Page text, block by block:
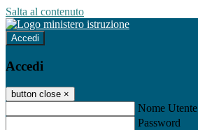
Salta al contenuto
Accedi
Accedi
button close ×
Nome Utente
Password